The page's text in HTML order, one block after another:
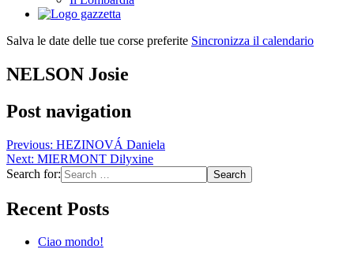
Salva le date delle tue corse preferite Sincronizza il calendario
NELSON Josie
Post navigation
Previous: HEZINOVÁ Daniela
Next: MIERMONT Dilyxine
Search for:
Recent Posts
Ciao mondo!